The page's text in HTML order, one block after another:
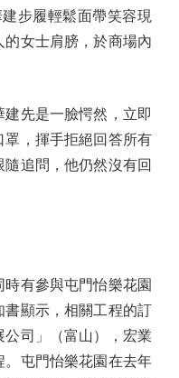
步履輕鬆面帶笑容現
女士肩膀，於商場內
先是一臉愕然，立即
，揮手拒絕回答所有
追問，他仍然沒有回
有參與屯門怡樂花園
書顯示，相關工程的訂
司」（富山），宏業
屯門怡樂花園在去年